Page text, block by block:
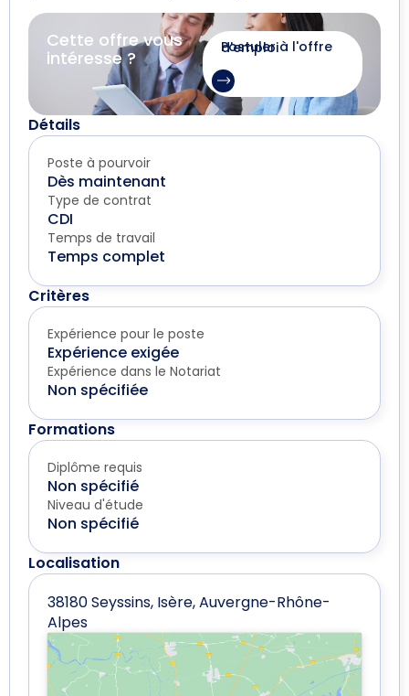
Cette offre vous
intéresse ?
Postuler à l'offre d'emploi
Détails
Poste à pourvoir
Dès maintenant
Type de contrat
CDI
Temps de travail
Temps complet
Critères
Expérience pour le poste
Expérience exigée
Expérience dans le Notariat
Non spécifiée
Formations
Diplôme requis
Non spécifié
Niveau d'étude
Non spécifié
Localisation
38180 Seyssins, Isère, Auvergne-Rhône-
Alpes